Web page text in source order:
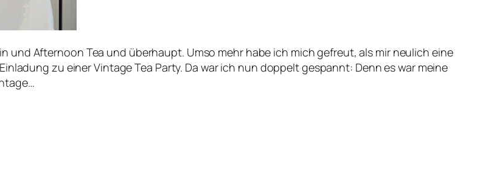
und Afternoon Tea und überhaupt. Umso mehr habe ich mich gefreut, als mir neulich eine
zu einer Vintage Tea Party. Da war ich nun doppelt gespannt: Denn es war meine